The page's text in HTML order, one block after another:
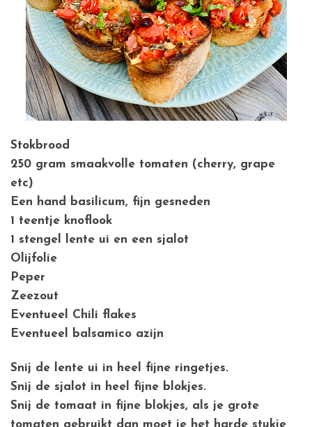
Stokbrood
250 gram smaakvolle tomaten (cherry, grape
etc)
Een hand basilicum, fijn gesneden
1 teentje knoflook
1 stengel lente ui en een sjalot
Olijfolie
Peper
Zeezout
Eventueel Chili flakes
Eventueel balsamico azijn
Snij de lente ui in heel fijne ringetjes.
Snij de sjalot in heel fijne blokjes.
Snij de tomaat in fijne blokjes, als je grote
tomaten gebruikt dan moet je het harde stukje